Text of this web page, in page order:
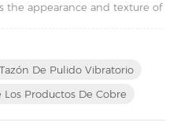
the appearance and texture of
or vibratory bowl polishing, we
This article will discuss
Tazón De Pulido Vibratorio
Productos De Cobre